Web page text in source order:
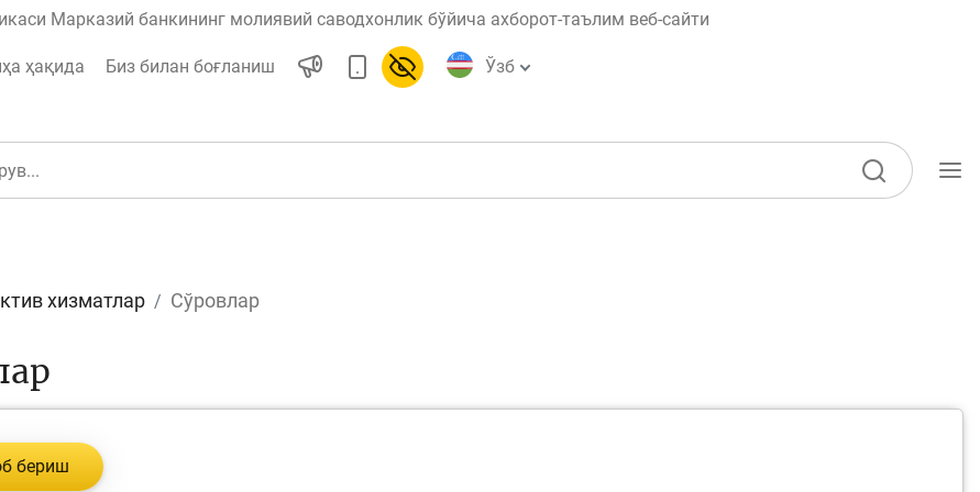
Марказий банкининг молиявий саводхонлик бўйича ахборот-таълим веб-сайти
ҳақида Биз билан боғланиш Ўзб
калькуляторлари
хизматлар Сўровлар
бериш